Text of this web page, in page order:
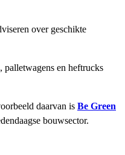
over geschikte
palletwagens en heftrucks
daarvan is Be Green
bouwsector.